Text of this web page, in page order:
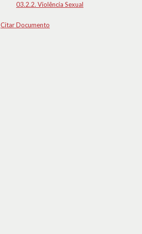
03.2.2. Violência Sexual
Citar Documento